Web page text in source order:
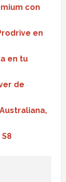
con
en
en tu
de